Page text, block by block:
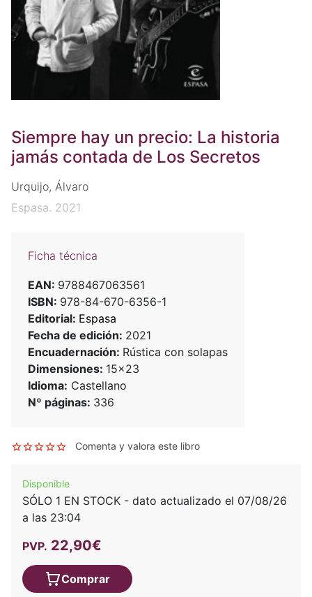
Siempre hay un precio: La historia
jamás contada de Los Secretos
Urquijo, Álvaro
Espasa. 2021
Ficha técnica
EAN: 9788467063561
ISBN: 978-84-670-6356-1
Editorial: Espasa
Fecha de edición: 2021
Encuadernación: Rústica con solapas
Dimensiones: 15x23
Idioma: Castellano
Nº páginas: 336
Comenta y valora este libro
Disponible
SÓLO 1 EN STOCK - dato actualizado el 07/08/26
a las 23:04
PVP. 22,90€
Comprar